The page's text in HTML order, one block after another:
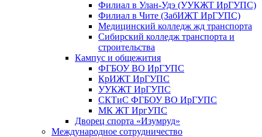
Филиал в Улан-Удэ (УУКЖТ ИрГУПС)
Филиал в Чите (ЗабИЖТ ИрГУПС)
Медицинский колледж жд транспорта
Сибирский колледж транспорта и
строительства
Кампус и общежития
ФГБОУ ВО ИрГУПС
КрИЖТ ИрГУПС
УУКЖТ ИрГУПС
СКТиС ФГБОУ ВО ИрГУПС
МК ЖТ ИргУПС
Дворец спорта «Изумруд»
Международное сотрудничество